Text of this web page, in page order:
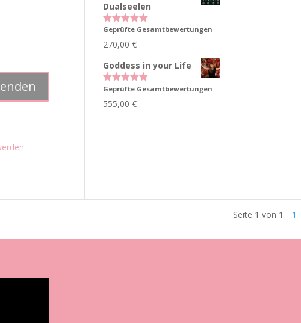
Dualseelen
Bewertet
von 5
Geprüfte Gesamtbewertungen
270,00€
Goddess in your Life
Bewertet
von 5
Geprüfte Gesamtbewertungen
555,00€
Seite 1 von 1 1